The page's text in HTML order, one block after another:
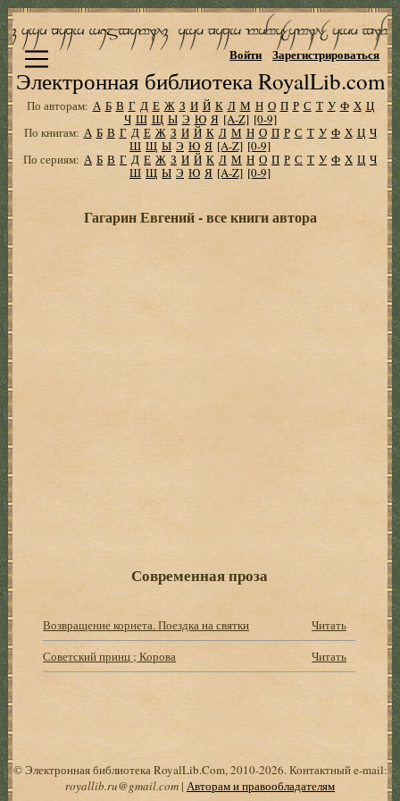
Электронная библиотека RoyalLib.com
Войти Зарегистрироваться
По авторам: А Б В Г Д Е Ж З И Й К Л М Н О П Р С Т У Ф Х Ц
Ч Ш Щ Ы Э Ю Я [A-Z] [0-9]
По книгам: А Б В Г Д Е Ж З И Й К Л М Н О П Р С Т У Ф Х Ц Ч
Ш Щ Ы Э Ю Я [A-Z] [0-9]
По сериям: А Б В Г Д Е Ж З И Й К Л М Н О П Р С Т У Ф Х Ц Ч
Ш Щ Ы Э Ю Я [A-Z] [0-9]
Гагарин Евгений - все книги автора
Современная проза
Возвращение корнета. Поездка на святки
Читать
Советский принц ; Корова
Читать
© Электронная библиотека RoyalLib.Com, 2010-2026. Контактный e-mail:
royallib.ru@gmail.com| Авторам и правообладателям